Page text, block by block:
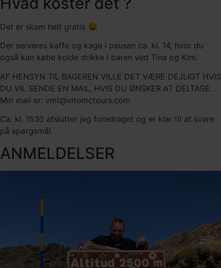
Det er skam helt gratis 😀
Der serveres kaffe og kage i pausen ca. kl. 14, hvor du
også kan købe kolde drikke i baren ved Tina og Kim.
AF HENSYN TIL BAGEREN VILLE DET VÆRE DEJLIGT HVIS
DU VIL SENDE EN MAIL, HVIS DU ØNSKER AT DELTAGE.
Min mail er: vmt@vitomctours.com
Ca. kl. 1530 afslutter jeg foredraget og er klar til at svare
på spørgsmål.
ANMELDELSER